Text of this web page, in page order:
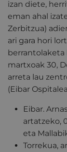
izan diete,
eman ahal
Zerbitzua)
ari gara hori
berrantolaketa
martxoak 30,
arreta lau
(Eibar
Eibar.
artatzeko,
eta
Torrekua,